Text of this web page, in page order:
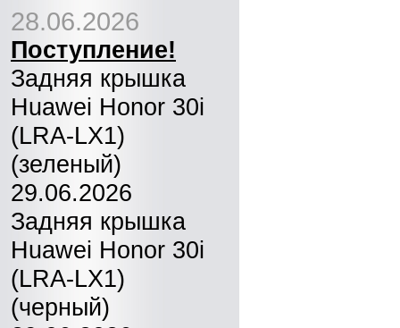
28.06.2026
Поступление!
Задняя крышка
Huawei Honor 30i
(LRA-LX1)
(зеленый)
29.06.2026
Задняя крышка
Huawei Honor 30i
(LRA-LX1)
(черный)